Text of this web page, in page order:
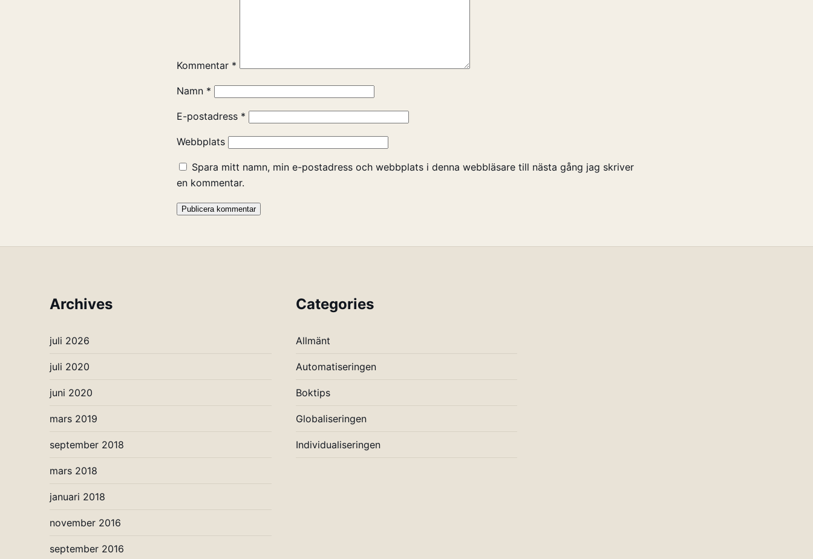
Kommentar *
Namn *
E-postadress *
Webbplats
Spara mitt namn, min e-postadress och webbplats i denna webbläsare till nästa gång jag skriver
en kommentar.
Archives
juli 2026
juli 2020
juni 2020
mars 2019
september 2018
mars 2018
januari 2018
november 2016
september 2016
Categories
Allmänt
Automatiseringen
Boktips
Globaliseringen
Individualiseringen